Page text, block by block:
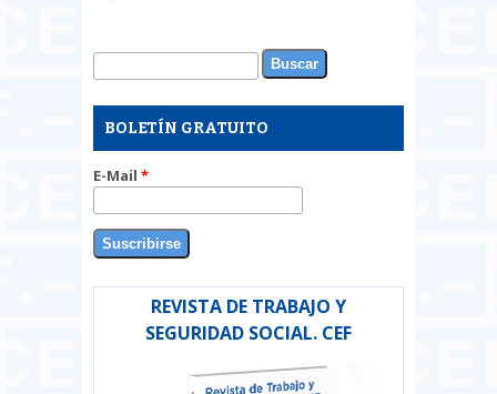
Formulario de búsqueda
Buscar
BOLETÍN GRATUITO
E-Mail *
REVISTA DE TRABAJO Y
SEGURIDAD SOCIAL. CEF